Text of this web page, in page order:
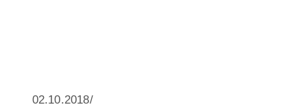
02.10.2018/